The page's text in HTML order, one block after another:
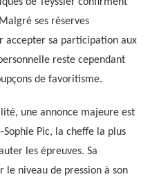
ses réserves
accepter sa participation aux
reste cependant
de favoritisme.
une annonce majeure est
Pic, la cheffe la plus
les épreuves. Sa
le niveau de pression à son